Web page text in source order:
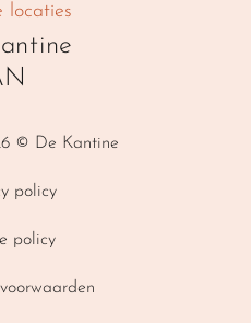
locaties
© De Kantine
policy
policy